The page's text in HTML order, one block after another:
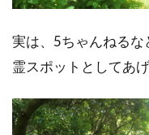
実は、5ちゃんねる
霊スポットとしてあ